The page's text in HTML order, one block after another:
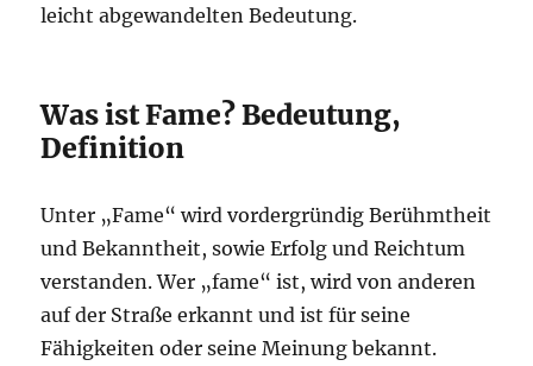
leicht abgewandelten Bedeutung.
Was ist Fame? Bedeutung,
Definition
Unter „Fame“ wird vordergründig Berühmtheit
und Bekanntheit, sowie Erfolg und Reichtum
verstanden. Wer „fame“ ist, wird von anderen
auf der Straße erkannt und ist für seine
Fähigkeiten oder seine Meinung bekannt.